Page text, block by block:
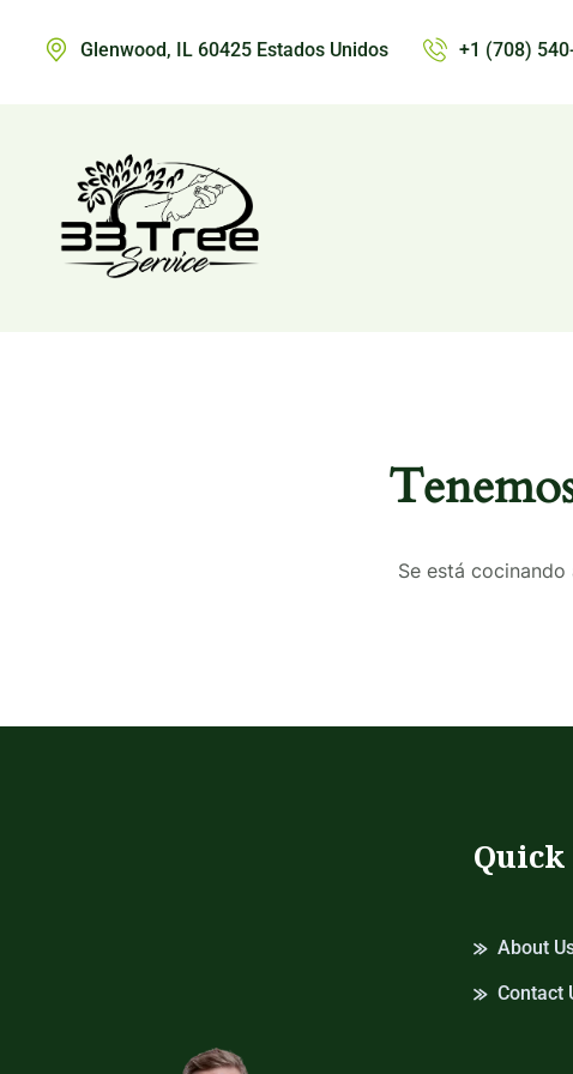
Glenwood, IL 60425 Estados Unidos +1 (708)
Se está
About
Contact